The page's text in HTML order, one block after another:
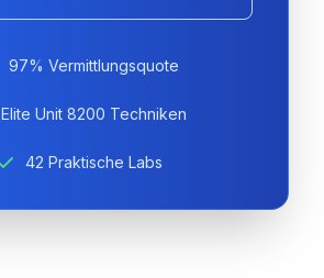
97% Vermittlungsquote
Elite Unit 8200 Techniken
42 Praktische Labs